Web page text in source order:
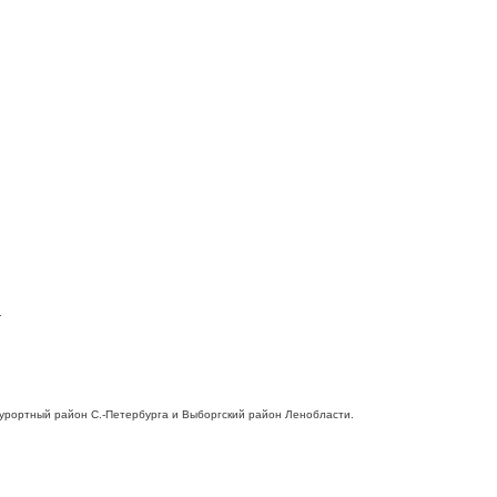
район С.-Петербурга и Выборгский район Ленобласти.